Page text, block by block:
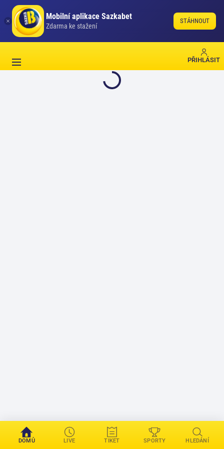
Mobilní aplikace Sazkabet
Zdarma ke stažení
STÁHNOUT
PŘIHLÁSIT
DOMŮ LIVE TIKET SPORTY HLEDÁNÍ